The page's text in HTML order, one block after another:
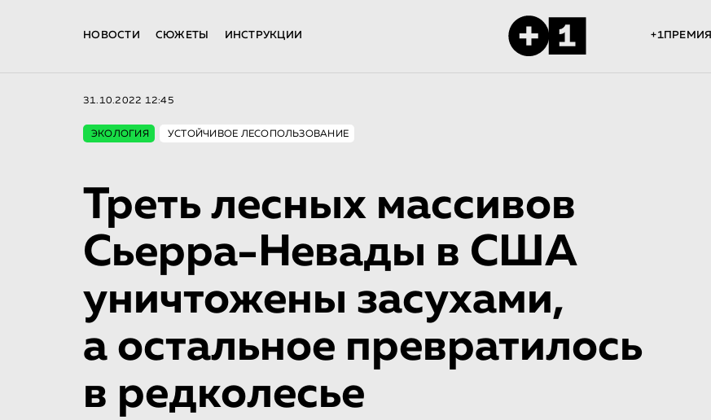
НОВОСТИ СЮЖЕТЫ ИНСТРУКЦИИ +1ПРЕМИЯ
31.10.2022 12:45
ЭКОЛОГИЯ УСТОЙЧИВОЕ ЛЕСОПОЛЬЗОВАНИЕ
Треть лесных массивов
Сьерра-Невады в США
уничтожены засухами,
а остальное превратилось
в редколесье